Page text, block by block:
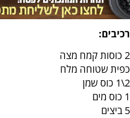
רכיבים:
2 כוסות קמח מצה
כפית שטוחה מלח
2\1 כוס שמן
1 כוס מים
5 ביצים